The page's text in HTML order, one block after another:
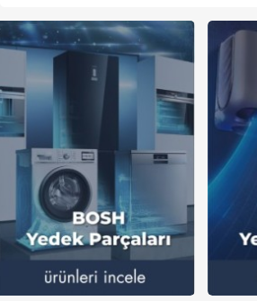
Musluk
Soğutma Sistemleri
Şofben ve